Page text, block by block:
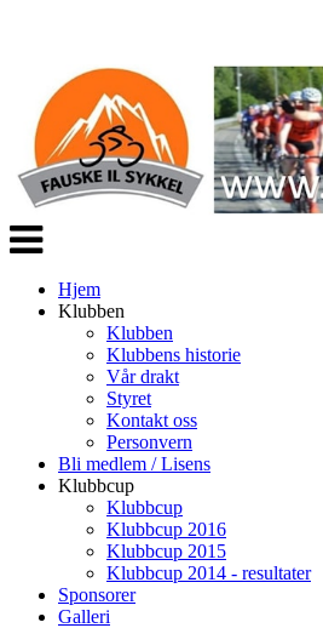
Veksle
navigasjon
Hjem
Klubben
Klubben
Klubbens historie
Vår drakt
Styret
Kontakt oss
Personvern
Bli medlem / Lisens
Klubbcup
Klubbcup
Klubbcup 2016
Klubbcup 2015
Klubbcup 2014 - resultater
Sponsorer
Galleri